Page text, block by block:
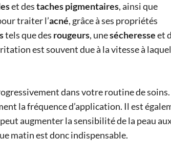
et destaches pigmentaires, ainsi que
traiter l’acné, grâce à ses propriétés
tels que des rougeurs, unesécheresseet
est souvent due à la vitesse à
dans votre routine de soins.
la fréquence d’application. Il est
augmenter la sensibilité de la peau
matin est donc indispensable.